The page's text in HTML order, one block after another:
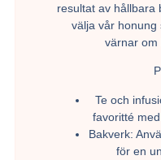
resultat av hållbara
välja vår honung
värnar om
Te och
favoritté
Bakverk:
för en